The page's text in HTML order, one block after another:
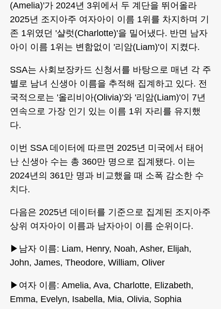
(Amelia)'가 2024년 3위에서 두 계단을 뛰어올라
2025년 조지아주 여자아이 이름 1위를 차지하며 기
존 1위였던 '샬럿(Charlotte)'을 밀어냈다. 반면 남자
아이 이름 1위는 변함없이 '리암(Liam)'이 지켰다.
SSA는 사회보장카드 신청서를 바탕으로 매년 각 주
별로 남녀 신생아 이름을 추적해 집계하고 있다. 전
국적으로는 '올리비아(Olivia)'와 '리암(Liam)'이 7년
연속으로 가장 인기 있는 이름 1위 자리를 유지했
다.
이번 SSA 데이터에 따르면 2025년 미국에서 태어
난 신생아 수는 총 360만 명으로 집계됐다. 이는
2024년의 361만 명과 비교했을 때 소폭 감소한 수
치다.
다음은 2025년 데이터를 기준으로 집계된 조지아주
상위 여자아이 이름과 남자아이 이름 순위이다.
▶남자 이름: Liam, Henry, Noah, Asher, Elijah,
John, James, Theodore, William, Oliver
▶여자 이름: Amelia, Ava, Charlotte, Elizabeth,
Emma, Evelyn, Isabella, Mia, Olivia, Sophia